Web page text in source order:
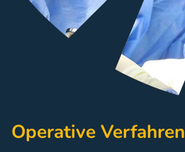
Kontakt
Operative Verfahren